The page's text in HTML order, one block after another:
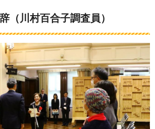
（川村百合子調査員）